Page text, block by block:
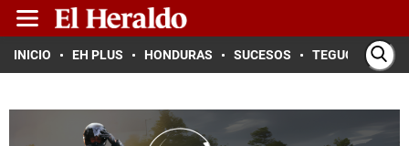
INICIO EH PLUS HONDURAS SUCESOS TEGUCIGALPA